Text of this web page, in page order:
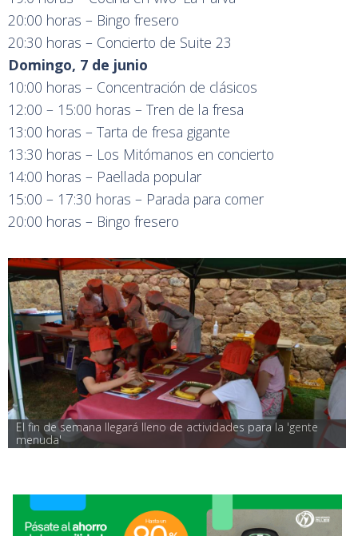
20:00 horas – Bingo fresero
20:30 horas – Concierto de Suite 23
Domingo, 7 de junio
10:00 horas – Concentración de clásicos
12:00 – 15:00 horas – Tren de la fresa
13:00 horas – Tarta de fresa gigante
13:30 horas – Los Mitómanos en concierto
14:00 horas – Paellada popular
15:00 – 17:30 horas – Parada para comer
20:00 horas – Bingo fresero
El fin de semana llegará lleno de actividades para la 'gente
menuda'